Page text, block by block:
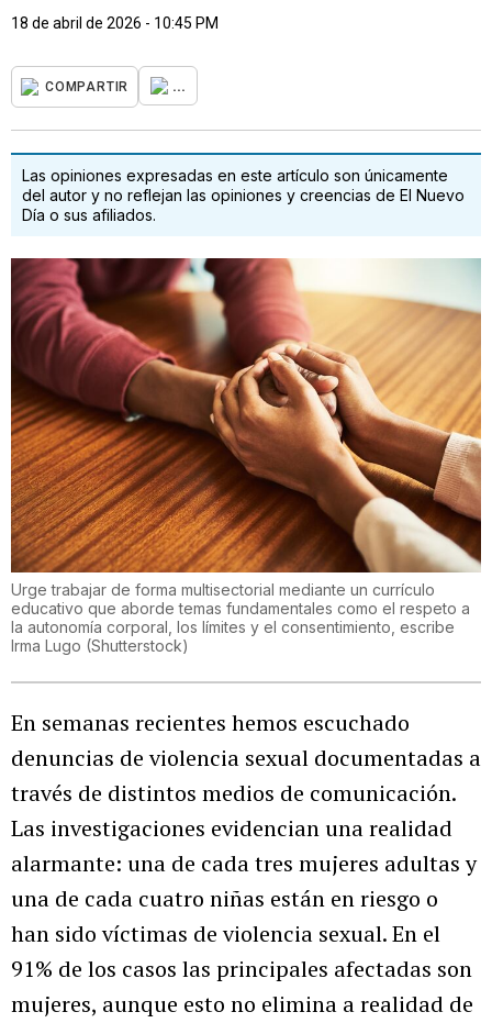
18 de abril de 2026 - 10:45 PM
COMPARTIR ...
Las opiniones expresadas en este artículo son únicamente
del autor y no reflejan las opiniones y creencias de El Nuevo
Día o sus afiliados.
Urge trabajar de forma multisectorial mediante un currículo
educativo que aborde temas fundamentales como el respeto a
la autonomía corporal, los límites y el consentimiento, escribe
Irma Lugo (Shutterstock)
En semanas recientes hemos escuchado
denuncias de violencia sexual documentadas a
través de distintos medios de comunicación.
Las investigaciones evidencian una realidad
alarmante: una de cada tres mujeres adultas y
una de cada cuatro niñas están en riesgo o
han sido víctimas de violencia sexual. En el
91% de los casos las principales afectadas son
mujeres, aunque esto no elimina a realidad de